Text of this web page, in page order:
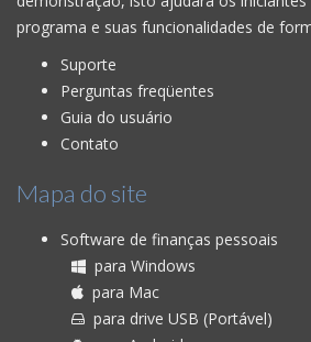
programa e suas funcionalidades de
Suporte
Perguntas freqüentes
Guia do usuário
Contato
Mapa do site
Software de finanças pessoais
para Windows
para Mac
para drive USB (Portável)